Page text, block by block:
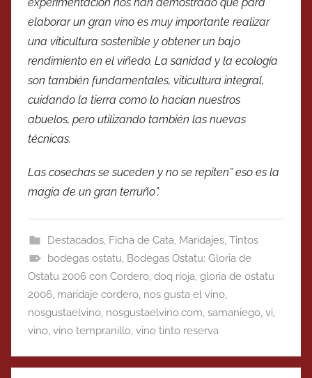
experimentación nos han demostrado que para
elaborar un gran vino es muy importante realizar
una viticultura sostenible y obtener un bajo
rendimiento en el viñedo. La sanidad y la ecología
son también fundamentales, viticultura integral,
cuidando la tierra como lo hacían nuestros
abuelos, pero utilizando también las nuevas
técnicas.
Las cosechas se suceden y no se repiten” eso es la
magia de un gran terruño”.
Destacados, Ficha de Cata, Maridajes, Tintos
bodegas ostatu, Bodegas Ostatu: Gloria de
Ostatu 2006 con Cordero, doq rioja, gloria de ostatu
2006, maridaje cordero, nos gusta el vino,
nosgustaelvino, nosgustaelvino.com, samaniego, vi,
vino, vino tempranillo, vino tinto reserva